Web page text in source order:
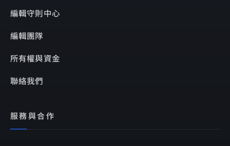
編輯守則中心
編輯團隊
所有權與資金
聯絡我們
服務與合作